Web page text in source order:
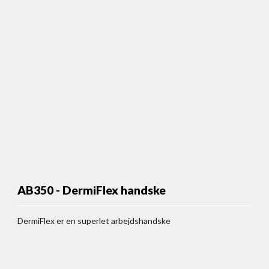
AB350 - DermiFlex handske
DermiFlex er en superlet arbejdshandske